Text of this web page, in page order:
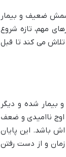
ضعیف و بیمار
مهم، تازه شروع
تلاش می کند تا قبل
بیمار شده و دیگر
اوج ناامیدی و ضعف
اش باشد. این پایان
و از دست رفتن